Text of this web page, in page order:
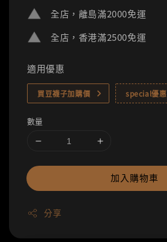
全店，離島滿2000免運
全店，香港滿2500免運
適用優惠
買豆襪子加購價 special優惠
數量
加入購物車
分享